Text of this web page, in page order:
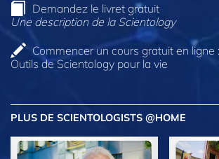
Demandez le livret gratuit
Une description de la Scientology
Commencer un cours gratuit en ligne :
Outils de Scientology pour la vie
PLUS DE SCIENTOLOGISTS @HOME